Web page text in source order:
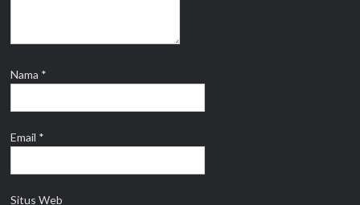
Nama *
Email *
Situs Web